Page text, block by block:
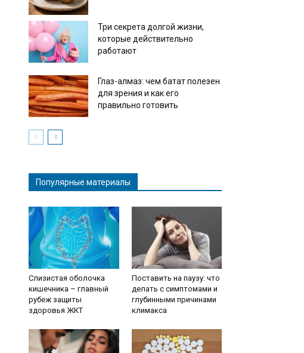
Три секрета долгой жизни,
которые действительно
работают
Глаз-алмаз: чем батат полезен
для зрения и как его
правильно готовить
Популярные материалы
Слизистая оболочка
кишечника – главный
рубеж защиты
здоровья ЖКТ
Поставить на паузу: что
делать с симптомами и
глубинными причинами
климакса